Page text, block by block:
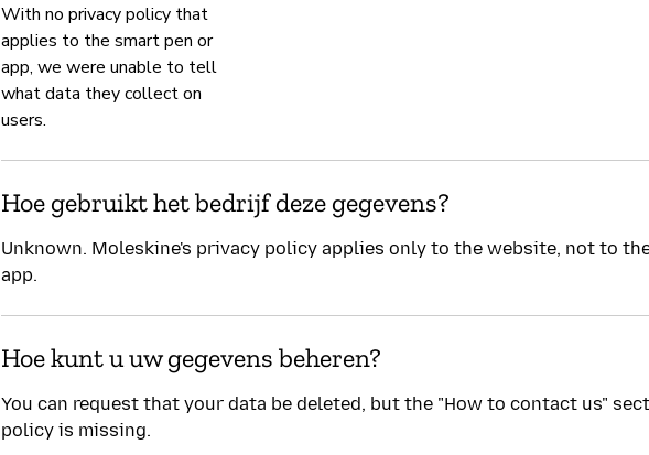
With no privacy policy that
applies to the smart pen or
app, we were unable to tell
what data they collect on
users.
Hoe gebruikt het bedrijf deze gegevens?
Unknown. Moleskine's privacy policy applies only to the website, not to
app.
Hoe kunt u uw gegevens beheren?
You can request that your data be deleted, but the "How to contact us"
policy is missing.